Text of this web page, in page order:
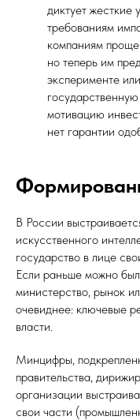
диктует жесткие
требованиям
компаниям
но теперь им
эксперименте
мотивацию
нет гарантии
В России
искусственного
государство в лице
Если раньше можно
министерство, рынок
очевиднее: ключевые
власти.
Минцифры,
правительства,
организации
свои части